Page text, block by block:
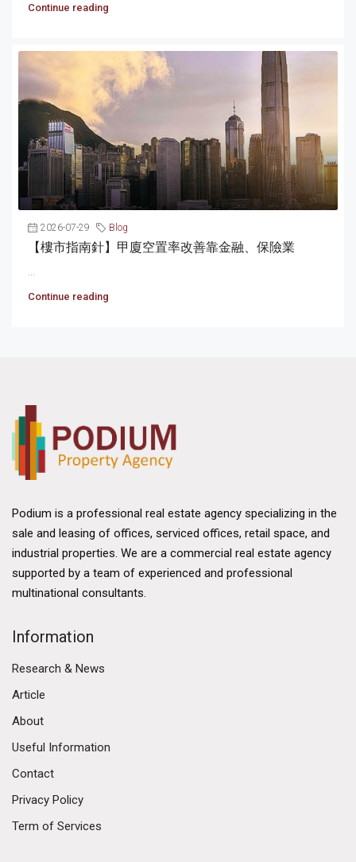
Continue reading
2026-07-29 Blog
【樓市指南針】甲廈空置率改善靠金融、保險業
Continue reading
Podium is a professional real estate agency specializing in the
sale and leasing of offices, serviced offices, retail space, and
industrial properties. We are a commercial real estate agency
supported by a team of experienced and professional
multinational consultants.
Information
Research & News
Article
About
Useful Information
Contact
Privacy Policy
Term of Services